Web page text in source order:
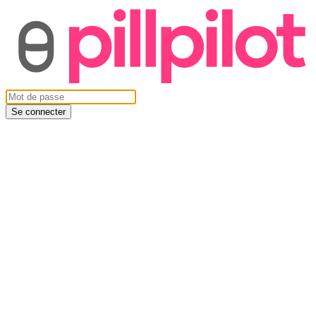
Se connecter